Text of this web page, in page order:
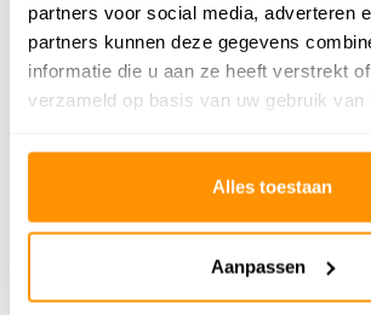
partners voor social media, adverteren
partners kunnen deze gegevens
informatie die u aan ze heeft verstrekt
verzameld op basis van uw gebruik van
Alles toestaan
Aanpassen
Er zijn nog geen reviews geschreven over dit product..
Schrijf je eigen review